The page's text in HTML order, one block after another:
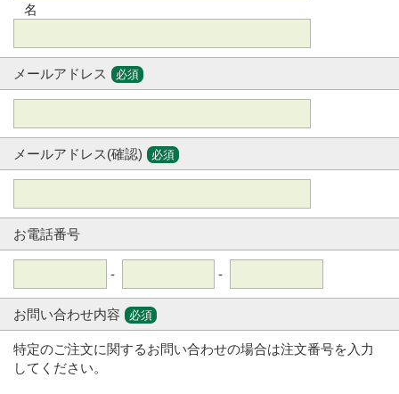
名
メールアドレス 必須
メールアドレス(確認) 必須
お電話番号
- -
お問い合わせ内容 必須
特定のご注文に関するお問い合わせの場合は注文番号を入力
してください。